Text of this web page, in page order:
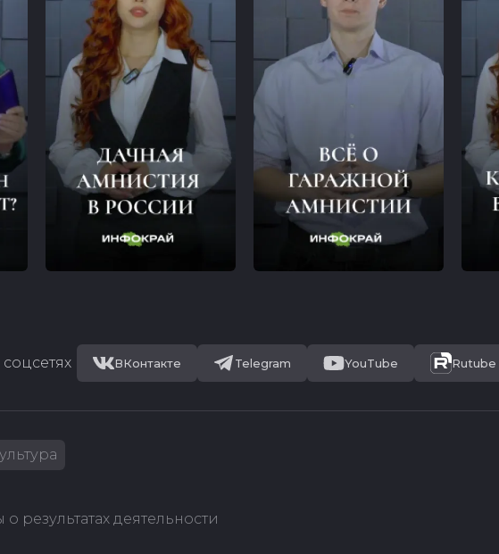
ВКонтакте Telegram YouTube Rutube
о результатах деятельности